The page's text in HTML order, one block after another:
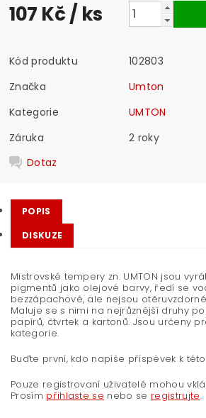
107 Kč/ ks
Kód produktu
102803
Značka
Umton
Kategorie
UMTON
Záruka
2 roky
Dotaz
POPIS
DISKUZE
Mistrovské tempery zn. UMTON jsou
pigmentů jako olejové barvy, ředí se
bezzápachové, ale nejsou
Maluje se s nimi na nejrůznější druhy
papírů, čtvrtek a kartonů. Jsou určeny
kategorie.
Buďte první, kdo napíše příspěvek k
Pouze registrovaní uživatelé mohou
Prosím přihlaste se nebo se registrujte.